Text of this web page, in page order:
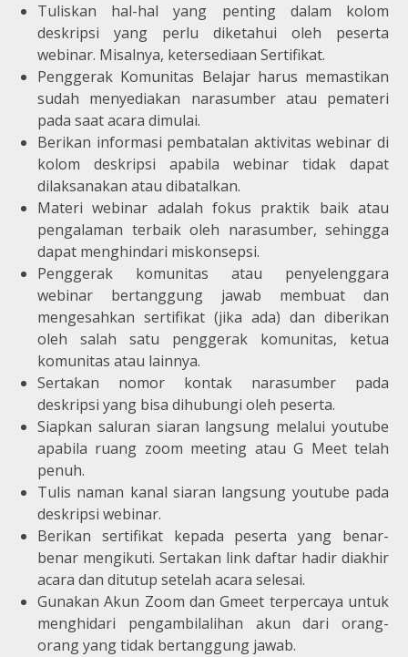
Tuliskan hal-hal yang penting dalam kolom
deskripsi yang perlu diketahui oleh peserta
webinar. Misalnya, ketersediaan Sertifikat.
Penggerak Komunitas Belajar harus memastikan
sudah menyediakan narasumber atau pemateri
pada saat acara dimulai.
Berikan informasi pembatalan aktivitas webinar di
kolom deskripsi apabila webinar tidak dapat
dilaksanakan atau dibatalkan.
Materi webinar adalah fokus praktik baik atau
pengalaman terbaik oleh narasumber, sehingga
dapat menghindari miskonsepsi.
Penggerak komunitas atau penyelenggara
webinar bertanggung jawab membuat dan
mengesahkan sertifikat (jika ada) dan diberikan
oleh salah satu penggerak komunitas, ketua
komunitas atau lainnya.
Sertakan nomor kontak narasumber pada
deskripsi yang bisa dihubungi oleh peserta.
Siapkan saluran siaran langsung melalui youtube
apabila ruang zoom meeting atau G Meet telah
penuh.
Tulis naman kanal siaran langsung youtube pada
deskripsi webinar.
Berikan sertifikat kepada peserta yang benar-
benar mengikuti. Sertakan link daftar hadir diakhir
acara dan ditutup setelah acara selesai.
Gunakan Akun Zoom dan Gmeet terpercaya untuk
menghidari pengambilalihan akun dari orang-
orang yang tidak bertanggung jawab.